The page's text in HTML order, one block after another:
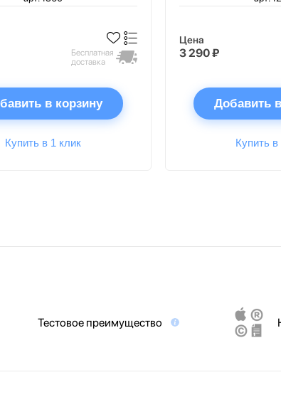
Бесплатная
доставка
в корзину
Купить в 1 клик
Цена
3 290 ₽
Добавить
Купить в
Тестовое преимущество